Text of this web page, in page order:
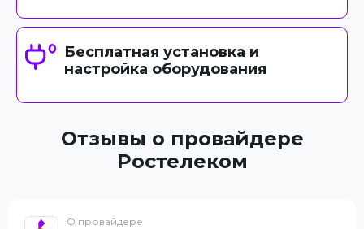
Бесплатная установка и
настройка оборудования
Отзывы о провайдере
Ростелеком
О провайдере